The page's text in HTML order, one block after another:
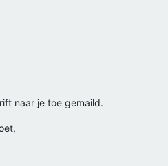
naar je toe gemaild.